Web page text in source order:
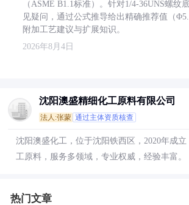
（ASME B1.1标准）。针对1/4-36UNS螺纹
见疑问，通过公式推导给出精确推荐值（
附加工艺建议与扩展知识。
2026年8月4日
沈阳澳盛精细化工原料有限公司
法人:张蒙 通过主体资质核查
沈阳澳盛化工，位于沈阳铁西区，2020年成
工原料，服务多领域，专业权威，经验丰富。
热门文章